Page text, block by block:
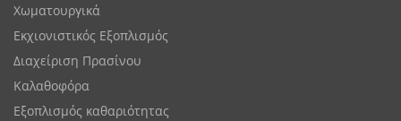
Χωματουργικά
Εκχιονιστικός Εξοπλισμός
Διαχείριση Πρασίνου
Καλαθοφόρα
Εξοπλισμός καθαριότητας